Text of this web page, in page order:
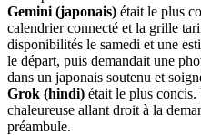
Gemini (japonais) était le plus
calendrier connecté et la grille
disponibilités le samedi et une
le départ, puis demandait une
dans un japonais soutenu et
Grok (hindi) était le plus
chaleureuse allant droit à la
préambule.